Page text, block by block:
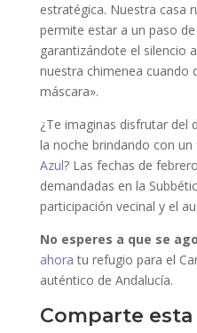
estratégica. Nuestra casa
permite estar a un paso
garantizándote el silencio
nuestra chimenea cuando
máscara».
¿Te imaginas disfrutar del
la noche brindando con
Azul? Las fechas de
demandadas en la
participación vecinal y el
No esperes a que se
ahora tu refugio para el
auténtico de Andalucía.
Comparte